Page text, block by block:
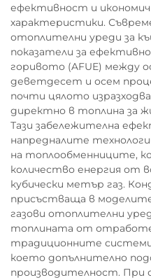
ефективност и
характеристики.
отоплителни уреди за
показатели за
горивото (AFUE) между
деветдесет и осем
почти цялото
директно в топлина за
Тази забележителна
напредналите
на топлообменниците,
количество енергия от
кубически метър газ.
присъстваща в
газови отоплителни
топлината от
традиционните
което допълнително
производителност. При